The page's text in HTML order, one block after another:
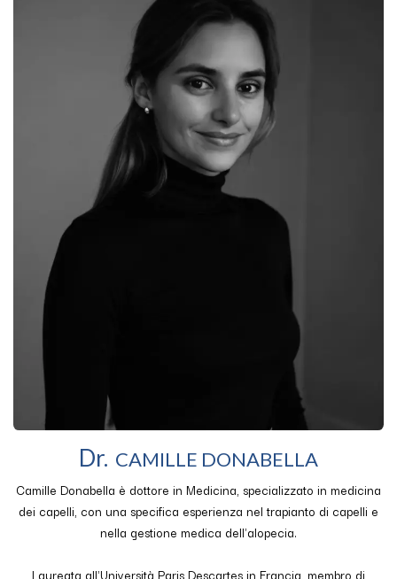
Dr. CAMILLE DONABELLA
Camille Donabella è dottore in Medicina, specializzato in medicina
dei capelli, con una specifica esperienza nel trapianto di capelli e
nella gestione medica dell'alopecia.
Laureata all'Università Paris Descartes in Francia, membro di